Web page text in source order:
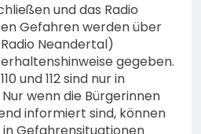
und das Radio
Gefahren werden über
Neandertal)
gegeben.
und 112 sind nur in
wenn die Bürgerinnen
informiert sind, können